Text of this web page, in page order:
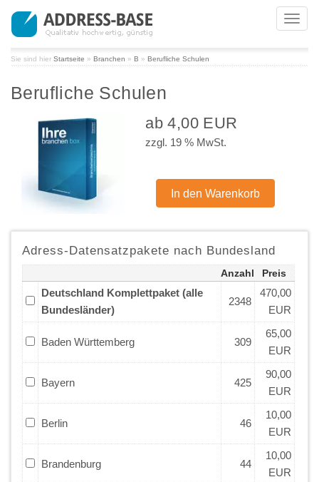
Sie sind hier Startseite » Branchen » B » Berufliche Schulen
Berufliche Schulen
ab 4,00 EUR
zzgl. 19 % MwSt.
Adress-Datensatzpakete nach Bundesland
Anzahl Preis
Deutschland Komplettpaket (alle
Bundesländer)
2348
470,00
EUR
Baden Württemberg 309
65,00
EUR
Bayern 425
90,00
EUR
Berlin 46
10,00
EUR
Brandenburg 44
10,00
EUR